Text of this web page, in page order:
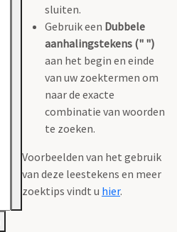
sluiten.
Gebruik een Dubbele
aanhalingstekens (" ")
aan het begin en einde
van uw zoektermen om
naar de exacte
combinatie van woorden
te zoeken.
Voorbeelden van het gebruik
van deze leestekens en meer
zoektips vindt u hier.